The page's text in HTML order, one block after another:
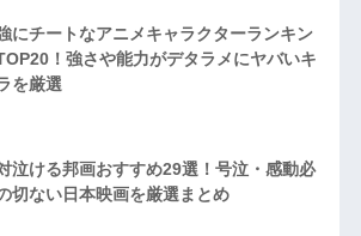
にチートなアニメキャラクターランキン
！強さや能力がデタラメにヤバいキ
を厳選
泣ける邦画おすすめ29選！号泣・感動必
切ない日本映画を厳選まとめ